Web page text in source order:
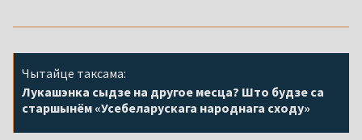
Чытайце таксама:
Лукашэнка сыдзе на другое месца? Што будзе са
старшынём «Усебеларускага народнага сходу»